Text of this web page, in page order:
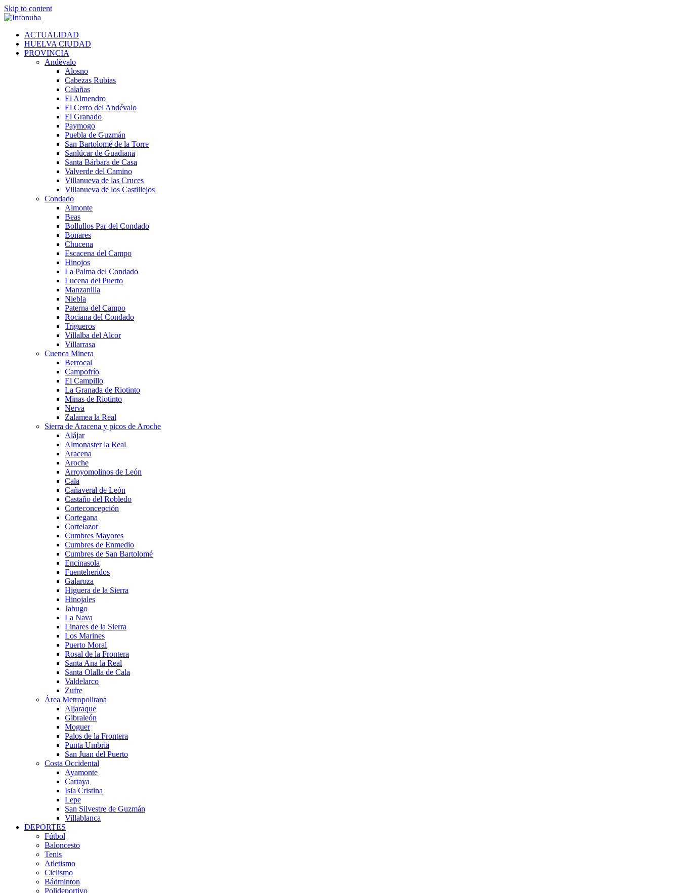
Skip to content
ACTUALIDAD
HUELVA CIUDAD
PROVINCIA
Andévalo
Alosno
Cabezas Rubias
Calañas
El Almendro
El Cerro del Andévalo
El Granado
Paymogo
Puebla de Guzmán
San Bartolomé de la Torre
Sanlúcar de Guadiana
Santa Bárbara de Casa
Valverde del Camino
Villanueva de las Cruces
Villanueva de los Castillejos
Condado
Almonte
Beas
Bollullos Par del Condado
Bonares
Chucena
Escacena del Campo
Hinojos
La Palma del Condado
Lucena del Puerto
Manzanilla
Niebla
Paterna del Campo
Rociana del Condado
Trigueros
Villalba del Alcor
Villarrasa
Cuenca Minera
Berrocal
Campofrío
El Campillo
La Granada de Riotinto
Minas de Riotinto
Nerva
Zalamea la Real
Sierra de Aracena y picos de Aroche
Alájar
Almonaster la Real
Aracena
Aroche
Arroyomolinos de León
Cala
Cañaveral de León
Castaño del Robledo
Corteconcepción
Cortegana
Cortelazor
Cumbres Mayores
Cumbres de Enmedio
Cumbres de San Bartolomé
Encinasola
Fuenteheridos
Galaroza
Higuera de la Sierra
Hinojales
Jabugo
La Nava
Linares de la Sierra
Los Marines
Puerto Moral
Rosal de la Frontera
Santa Ana la Real
Santa Olalla de Cala
Valdelarco
Zufre
Área Metropolitana
Aljaraque
Gibraleón
Moguer
Palos de la Frontera
Punta Umbría
San Juan del Puerto
Costa Occidental
Ayamonte
Cartaya
Isla Cristina
Lepe
San Silvestre de Guzmán
Villablanca
DEPORTES
Fútbol
Baloncesto
Tenis
Atletismo
Ciclismo
Bádminton
Polideportivo